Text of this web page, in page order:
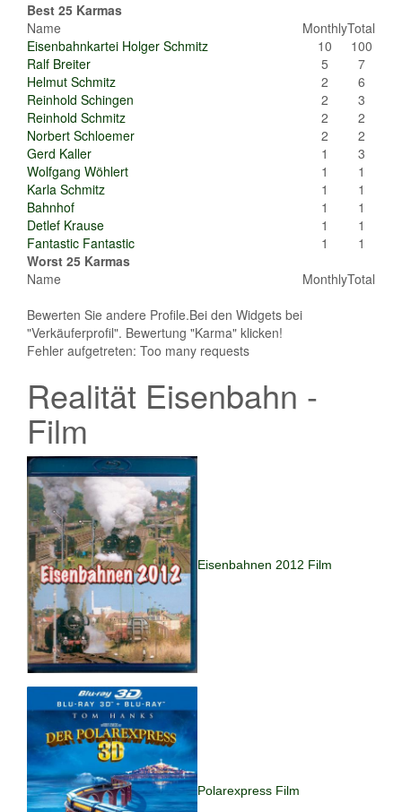
Best 25 Karmas
Name
MonthlyTotal
Eisenbahnkartei Holger Schmitz
10
100
Ralf Breiter
5
7
Helmut Schmitz
2
6
Reinhold Schingen
2
3
Reinhold Schmitz
2
2
Norbert Schloemer
2
2
Gerd Kaller
1
3
Wolfgang Wöhlert
1
1
Karla Schmitz
1
1
Bahnhof
1
1
Detlef Krause
1
1
Fantastic Fantastic
1
1
Worst 25 Karmas
Name
MonthlyTotal
Bewerten Sie andere Profile.Bei den Widgets bei
"Verkäuferprofil". Bewertung "Karma" klicken!
Fehler aufgetreten: Too many requests
Realität Eisenbahn -
Film
Eisenbahnen 2012 Film
Polarexpress Film